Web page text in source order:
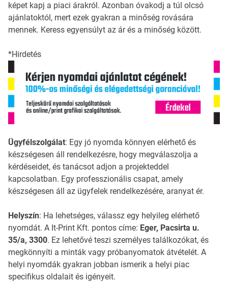
képet kapj a piaci árakról. Azonban óvakodj a túl olcsó
ajánlatoktól, mert ezek gyakran a minőség rovására
mennek. Keress egyensúlyt az ár és a minőség között.
*Hirdetés
Ügyfélszolgálat: Egy jó nyomda könnyen elérhető és
készségesen áll rendelkezésre, hogy megválaszolja a
kérdéseidet, és tanácsot adjon a projekteddel
kapcsolatban. Egy professzionális csapat, amely
készségesen áll az ügyfelek rendelkezésére, aranyat ér.
Helyszín: Ha lehetséges, válassz egy helyileg elérhető
nyomdát. A It-Print Kft. pontos címe: Eger, Pacsirta u.
35/a, 3300. Ez lehetővé teszi személyes találkozókat, és
megkönnyíti a minták vagy próbanyomatok átvételét. A
helyi nyomdák gyakran jobban ismerik a helyi piac
specifikus oldalait és igényeit.